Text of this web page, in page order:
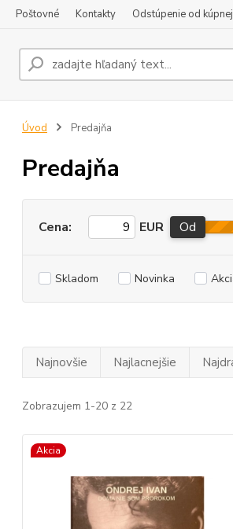
Poštovné Kontakty Odstúpenie od
Úvod Predajňa
Predajňa
Cena: EUR Od
Skladom Novinka
Najnovšie Najlacnejšie
Zobrazujem 1-20 z 22
Akcia